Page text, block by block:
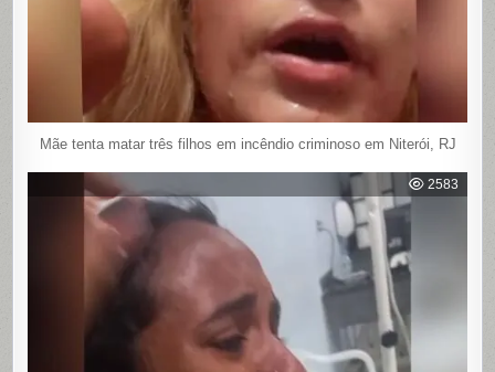
Mãe tenta matar três filhos em incêndio criminoso em Niterói, RJ
2583